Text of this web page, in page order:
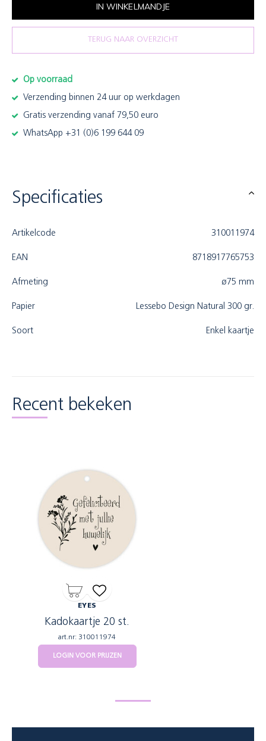
IN WINKELMANDJE
TERUG NAAR OVERZICHT
Op voorraad
Verzending binnen 24 uur op werkdagen
Gratis verzending vanaf 79,50 euro
WhatsApp +31 (0)6 199 644 09
Specificaties
Artikelcode 310011974
EAN 8718917765753
Afmeting ø75 mm
Papier Lessebo Design Natural 300 gr.
Soort Enkel kaartje
Recent bekeken
EYES
Kadokaartje 20 st.
art.nr: 310011974
LOGIN VOOR PRIJZEN